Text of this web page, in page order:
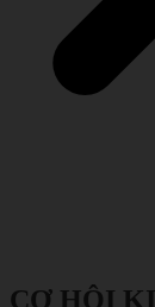
CƠ HỘI